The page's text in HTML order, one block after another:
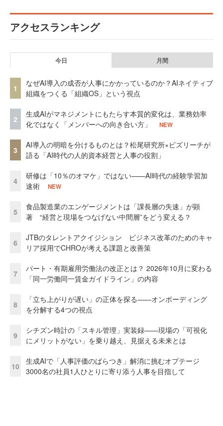
アクセスランキング
今日 月間
1
なぜAI導入の成否が人事にかかっているのか？AIネイティブ
組織をつくる「組織OS」という視点
2
生成AIがマネジメントにもたらす本質的変化は、業務効率
化ではなく「メンバーへの向き合い方」
NEW
3
AI導入の明暗を分けるものとは？松尾研究所×ビズリーチが
語る「AI時代の人的資本経営と人事の役割」
4
研修は「10％のオマケ」ではない——AI時代の経験学習加
速術
NEW
5
食品製造業のエンゲージメントは「課長層の失速」が顕
著 “経営と現場をつなげない中間層”をどう変える？
6
JTBのタレントアクイジション ビジネス改革のためのキャ
リア採用でCHROが考える課題と改善策
7
パート・有期雇用労働法の改正とは？ 2026年10月に変わる
「同一労働同一賃金ガイドライン」の内容
8
「立ち上がりが遅い」の正体を探る——オンボーディング
を分解する4つの視点
9
シチズン時計の「スキル管理」実装録——現場の「可視化
にメリットがない」を乗り越え、見据える未来とは
10
生成AIで「人事評価のばらつき」解消に挑むオプテージ
3000名の社員1人ひとりに寄り添う人事を目指して